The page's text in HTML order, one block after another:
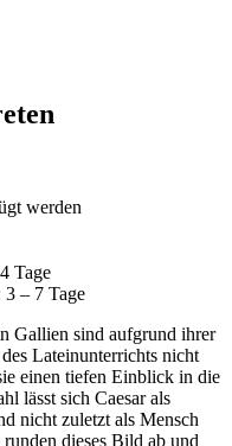
werden
Tage
– 7 Tage
Gallien sind aufgrund ihrer
Lateinunterrichts nicht
einen tiefen Einblick in die
lässt sich Caesar als
nicht zuletzt als Mensch
dieses Bild ab und